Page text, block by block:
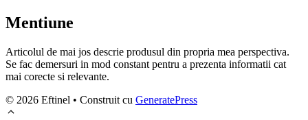
Mentiune
Articolul de mai jos descrie produsul din propria mea perspectiva.
Se fac demersuri in mod constant pentru a prezenta informatii cat
mai corecte si relevante.
© 2026 Eftinel • Construit cu GeneratePress